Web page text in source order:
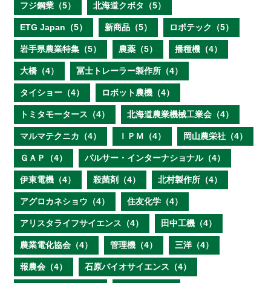
フジ鋼業（5） 北海道クボタ（5）
ETG Japan（5） 新商品（5） ロボテック（5）
岩手県農業特集（5） 農薬（5） 播種機（4）
大橋（4） 冨士トレーラー製作所（4）
タイショー（4） ロボット農機（4）
トミタモータース（4） 北海道農業機械工業会（4）
マルマテクニカ（4） ＩＰＭ（4） 岡山農栄社（4）
ＧＡＰ（4） パルサー・インターナショナル（4）
伊東電機（4） 殺菌剤（4） 北村製作所（4）
アグロカネショウ（4） 住友化学（4）
アリスタライフサイエンス（4） 田中工機（4）
農業電化協会（4） 管理機（4） 三洋（4）
報農会（4） 石原バイオサイエンス（4）